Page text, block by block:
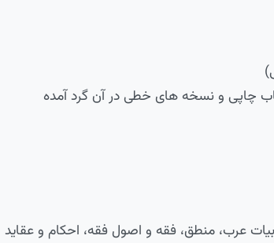
که اکنون پیرامون«1670»جلد کتاب چاپی و نسخه های خطی در آن گرد آمده
عرب، منطق، فقه و اصول فقه، احکام و عقاید